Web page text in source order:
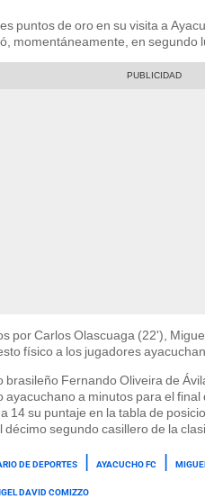
puntos de oro en su visita a
momentáneamente, en segundo
por Carlos Olascuaga (22'),
físico a los jugadores
brasileño Fernando Oliveira de
a minutos para el
14 su puntaje en la tabla de
segundo casillero de la
DE DEPORTES AYACUCHO FC
DAVID COMIZZO